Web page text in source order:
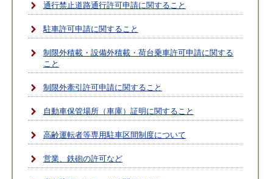
通行禁止道路通行許可申請に関すること
駐車許可申請に関すること
制限外積載・設備外積載・荷台乗車許可申請に関する
こと
制限外牽引許可申請に関すること
自動車保管場所（車庫）証明に関すること
高齢運転者等専用駐車区間制度について
営業、鉄砲の許可など